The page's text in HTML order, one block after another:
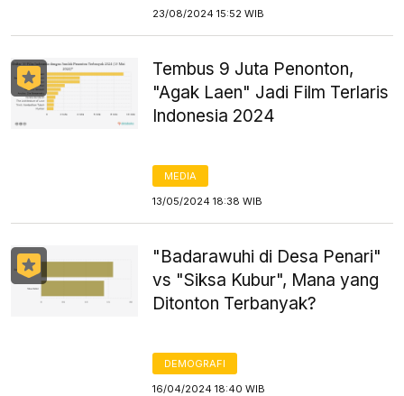
23/08/2024 15:52 WIB
Tembus 9 Juta Penonton,
"Agak Laen" Jadi Film Terlaris
Indonesia 2024
MEDIA
13/05/2024 18:38 WIB
"Badarawuhi di Desa Penari"
vs "Siksa Kubur", Mana yang
Ditonton Terbanyak?
DEMOGRAFI
16/04/2024 18:40 WIB